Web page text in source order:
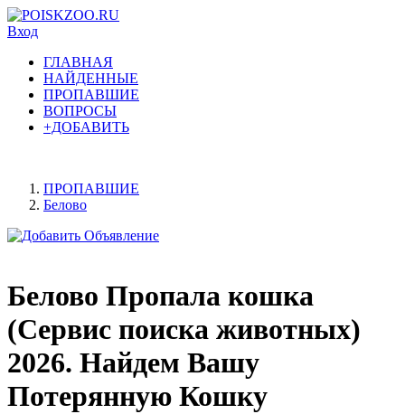
Вход
ГЛАВНАЯ
НАЙДЕННЫЕ
ПРОПАВШИЕ
ВОПРОСЫ
+ДОБАВИТЬ
ПРОПАВШИЕ
Белово
Белово Пропала кошка
(Сервис поиска животных)
2026. Найдем Вашу
Потерянную Кошку